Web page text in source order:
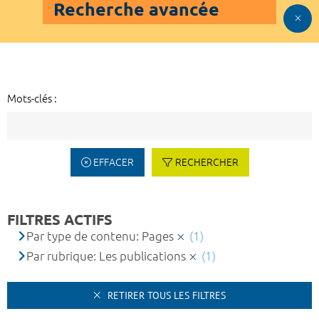
Recherche avancée
Mots-clés :
EFFACER RECHERCHER
FILTRES ACTIFS
Par type de contenu: Pages
(1)
Par rubrique: Les publications
(1)
RETIRER TOUS LES FILTRES